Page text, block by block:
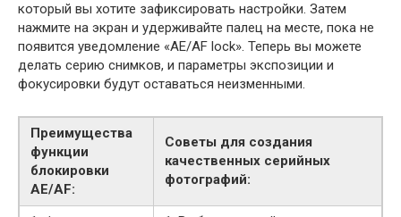
который вы хотите зафиксировать настройки. Затем
нажмите на экран и удерживайте палец на месте, пока не
появится уведомление «AE/AF lock». Теперь вы можете
делать серию снимков, и параметры экспозиции и
фокусировки будут оставаться неизменными.
Преимущества
функции
блокировки
AE/AF:
Советы для создания
качественных серийных
фотографий: